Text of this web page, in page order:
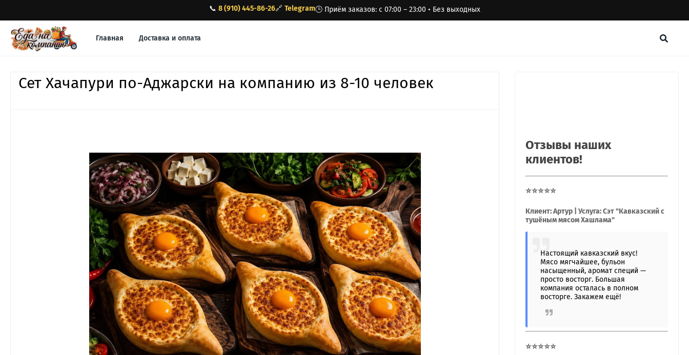
📞 8 (910) 445-86-26🔗 Telegram🕒 Приём заказов: с 07:00 – 23:00 • Без выходных
Главная Доставка и оплата
Сет Хачапури по-Аджарски на компанию из 8-10 человек
Отзывы наших
клиентов!
⭐⭐⭐⭐⭐
Клиент: Артур | Услуга: Сэт "Кавказский с
тушёным мясом Хашлама"
Настоящий кавказский вкус!
Мясо мягчайшее, бульон
насыщенный, аромат специй —
просто восторг. Большая
компания осталась в полном
восторге. Закажем ещё!
⭐⭐⭐⭐⭐